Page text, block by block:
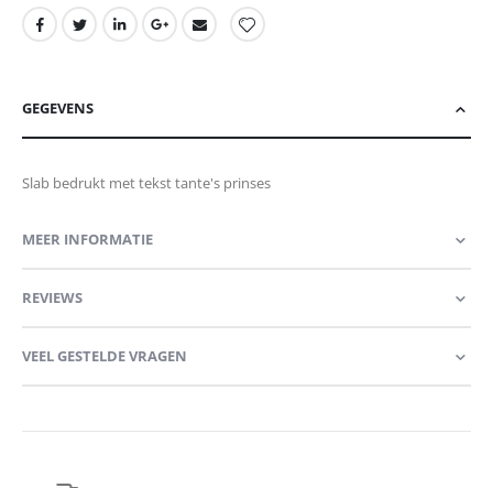
GEGEVENS
Slab bedrukt met tekst tante's prinses
MEER INFORMATIE
REVIEWS
VEEL GESTELDE VRAGEN